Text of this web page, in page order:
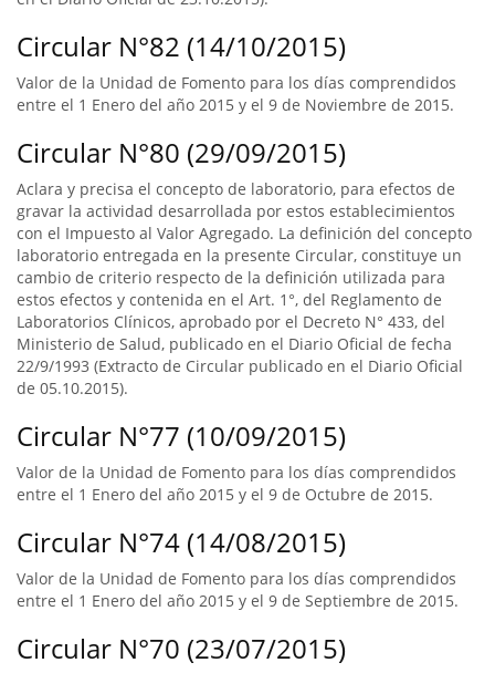
Circular N°82 (14/10/2015)
Valor de la Unidad de Fomento para los días comprendidos
entre el 1 Enero del año 2015 y el 9 de Noviembre de 2015.
Circular N°80 (29/09/2015)
Aclara y precisa el concepto de laboratorio, para efectos de
gravar la actividad desarrollada por estos establecimientos
con el Impuesto al Valor Agregado. La definición del concepto
laboratorio entregada en la presente Circular, constituye un
cambio de criterio respecto de la definición utilizada para
estos efectos y contenida en el Art. 1°, del Reglamento de
Laboratorios Clínicos, aprobado por el Decreto N° 433, del
Ministerio de Salud, publicado en el Diario Oficial de fecha
22/9/1993 (Extracto de Circular publicado en el Diario Oficial
de 05.10.2015).
Circular N°77 (10/09/2015)
Valor de la Unidad de Fomento para los días comprendidos
entre el 1 Enero del año 2015 y el 9 de Octubre de 2015.
Circular N°74 (14/08/2015)
Valor de la Unidad de Fomento para los días comprendidos
entre el 1 Enero del año 2015 y el 9 de Septiembre de 2015.
Circular N°70 (23/07/2015)